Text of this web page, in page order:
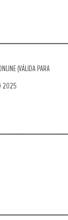
(VÁLIDA PARA
2025